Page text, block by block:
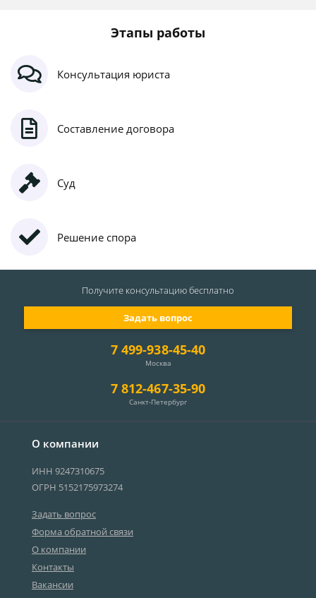
Этапы работы
Консультация юриста
Составление договора
Суд
Решение спора
О компании
ИНН 9247310675
ОГРН 5152175973274
Задать вопрос
Форма обратной связи
О компании
Контакты
Вакансии
7 499-938-45-40
Москва
7 812-467-35-90
Санкт-Петербург
Задать вопрос
Получите консультациюбесплатно